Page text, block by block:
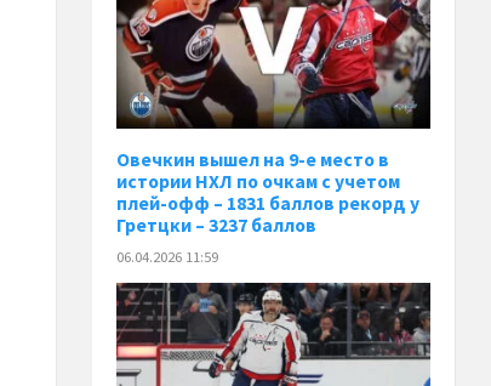
Овечкин вышел на 9-е место в
истории НХЛ по очкам с учетом
плей-офф – 1831 баллов рекорд у
Гретцки – 3237 баллов
06.04.2026 11:59